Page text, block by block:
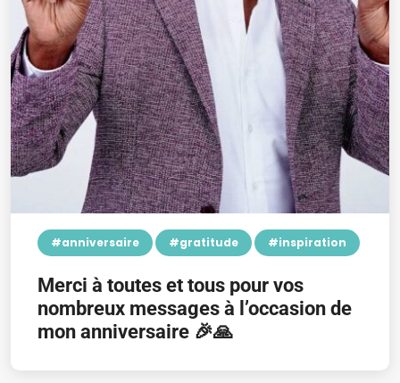
#anniversaire #gratitude #inspiration
Merci à toutes et tous pour vos
nombreux messages à l’occasion de
mon anniversaire 🎉🙏